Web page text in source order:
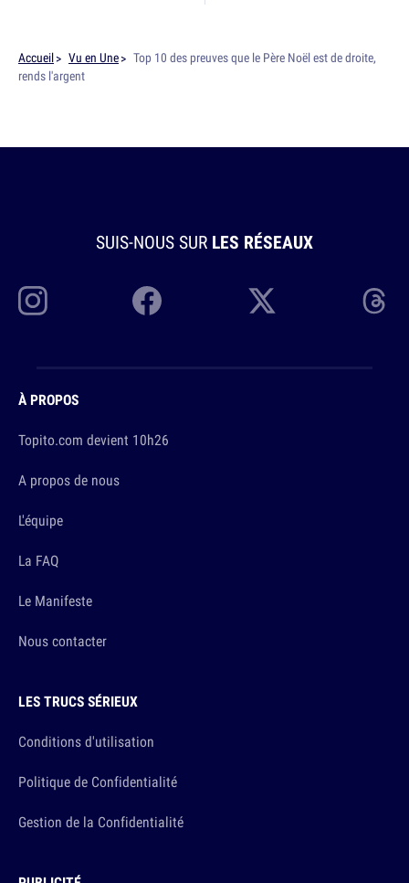
Accueil Vu en Une
Top 10 des preuves que le Père Noël est de droite,
rends l'argent
SUIS-NOUS SUR LES RÉSEAUX
À PROPOS
Topito.com devient 10h26
A propos de nous
L'équipe
La FAQ
Le Manifeste
Nous contacter
LES TRUCS SÉRIEUX
Conditions d'utilisation
Politique de Confidentialité
Gestion de la Confidentialité